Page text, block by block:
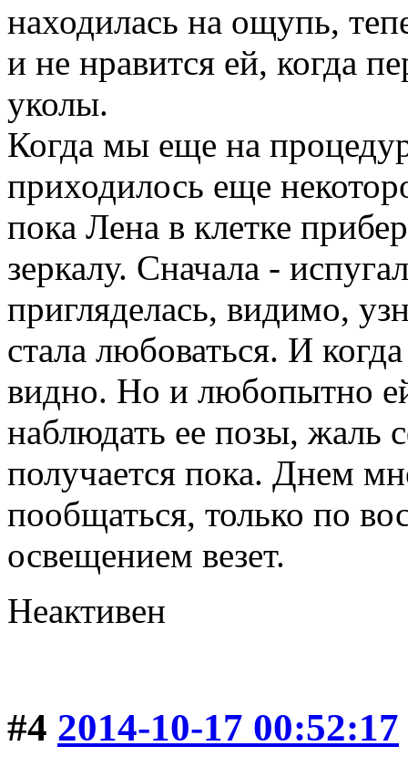
находилась на ощупь,
и не нравится ей, когда
уколы.
Когда мы еще на
приходилось еще
пока Лена в клетке
зеркалу. Сначала -
пригляделась, видимо,
стала любоваться. И
видно. Но и любопытно
наблюдать ее позы, жаль
получается пока. Днем
пообщаться, только по
освещением везет.
Неактивен
#4 2014-10-17 00:52:17